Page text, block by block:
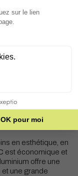
critères :
d’ouverture
Pour un
à Caen ?
en esthétique, en
est économique et
offre une
une grande